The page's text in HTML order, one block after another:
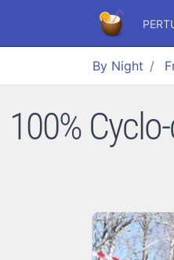
By Night
100%